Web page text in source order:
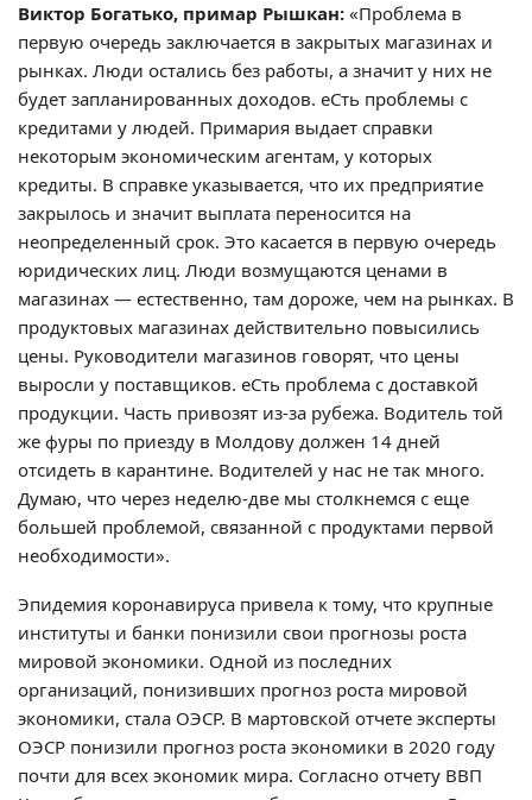
Виктор Богатько, примар Рышкан: «Проблема в
первую очередь заключается в закрытых магазинах и
рынках. Люди остались без работы, а значит у них не
будет запланированных доходов. еСть проблемы с
кредитами у людей. Примария выдает справки
некоторым экономическим агентам, у которых
кредиты. В справке указывается, что их предприятие
закрылось и значит выплата переносится на
неопределенный срок. Это касается в первую очередь
юридических лиц. Люди возмущаются ценами в
магазинах — естественно, там дороже, чем на рынках. В
продуктовых магазинах действительно повысились
цены. Руководители магазинов говорят, что цены
выросли у поставщиков. еСть проблема с доставкой
продукции. Часть привозят из-за рубежа. Водитель той
же фуры по приезду в Молдову должен 14 дней
отсидеть в карантине. Водителей у нас не так много.
Думаю, что через неделю-две мы столкнемся с еще
большей проблемой, связанной с продуктами первой
необходимости».
Эпидемия коронавируса привела к тому, что крупные
институты и банки понизили свои прогнозы роста
мировой экономики. Одной из последних
организаций, понизивших прогноз роста мировой
экономики, стала ОЭСР. В мартовской отчете эксперты
ОЭСР понизили прогноз роста экономики в 2020 году
почти для всех экономик мира. Согласно отчету ВВП